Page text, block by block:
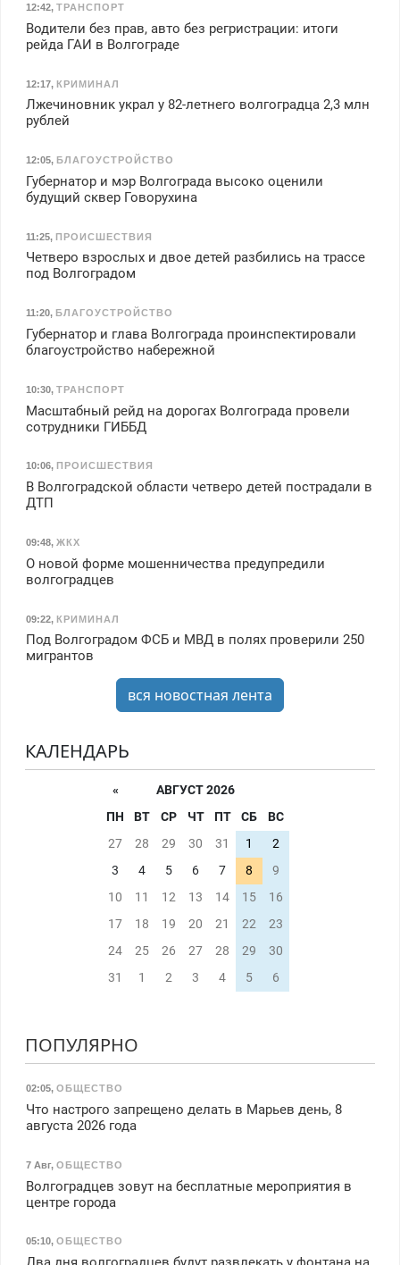
12:42, ТРАНСПОРТ
Водители без прав, авто без регристрации: итоги
рейда ГАИ в Волгограде
12:17, КРИМИНАЛ
Лжечиновник украл у 82-летнего волгоградца 2,3 млн
рублей
12:05, БЛАГОУСТРОЙСТВО
Губернатор и мэр Волгограда высоко оценили
будущий сквер Говорухина
11:25, ПРОИСШЕСТВИЯ
Четверо взрослых и двое детей разбились на трассе
под Волгоградом
11:20, БЛАГОУСТРОЙСТВО
Губернатор и глава Волгограда проинспектировали
благоустройство набережной
10:30, ТРАНСПОРТ
Масштабный рейд на дорогах Волгограда провели
сотрудники ГИББД
10:06, ПРОИСШЕСТВИЯ
В Волгоградской области четверо детей пострадали в
ДТП
09:48, ЖКХ
О новой форме мошенничества предупредили
волгоградцев
09:22, КРИМИНАЛ
Под Волгоградом ФСБ и МВД в полях проверили 250
мигрантов
вся новостная лента
КАЛЕНДАРЬ
«
АВГУСТ 2026
ПН
ВТ СР ЧТ ПТ СБ
ВС
27
28 29 30 31 1
2
3
4 5 6 7 8
9
10
11 12 13 14 15
16
17
18 19 20 21 22
23
24
25 26 27 28 29
30
31
1 2 3 4 5 6
ПОПУЛЯРНО
02:05, ОБЩЕСТВО
Что настрого запрещено делать в Марьев день, 8
августа 2026 года
7 Авг, ОБЩЕСТВО
Волгоградцев зовут на бесплатные мероприятия в
центре города
05:10, ОБЩЕСТВО